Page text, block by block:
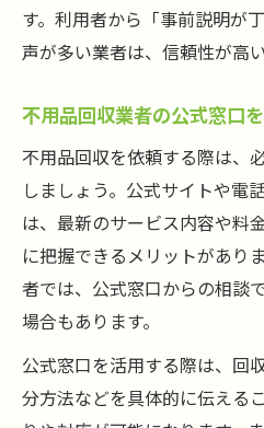
す。利用者から「事前説明が
声が多い業者は、信頼性が高
不用品回収業者の公式窓口
不用品回収を依頼する際は、
しましょう。公式サイトや電
は、最新のサービス内容や料
に把握できるメリットがあり
者では、公式窓口からの相談
場合もあります。
公式窓口を活用する際は、回
分方法などを具体的に伝える